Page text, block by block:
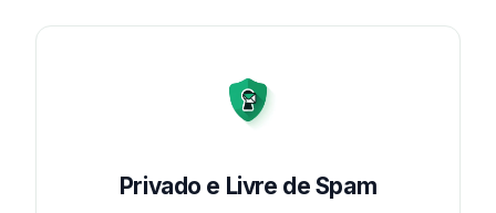
Privado e Livre de Spam